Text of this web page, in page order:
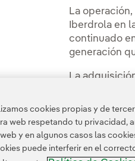
La
Iberdrola en
continuado
generación
La
crediticia y
cookies propias y de
web respetando tu privacidad,
y en algunos casos las
puede interferir en el